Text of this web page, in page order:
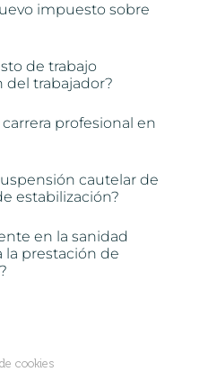
impuesto sobre
de trabajo
del trabajador?
profesional en
cautelar de
estabilización?
en la sanidad
la prestación de
cookies